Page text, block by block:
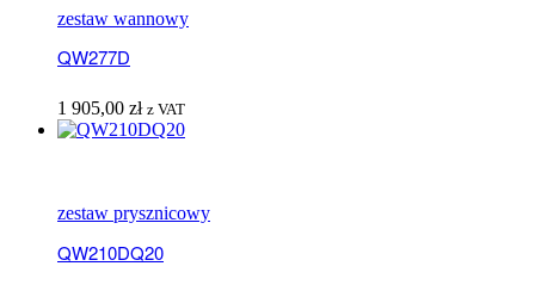
zestaw wannowy
QW277D
1 905,00 zł z VAT
zestaw prysznicowy
QW210DQ20